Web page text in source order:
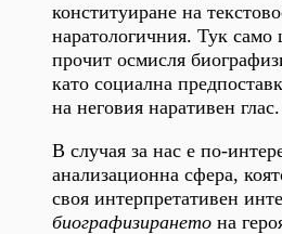
конституиране на
наратологичния. Тук
прочит осмисля
като социална
на неговия наративен глас.
В случая за нас е по-
анализационна сфера,
своя интерпретативен
биографизирането на